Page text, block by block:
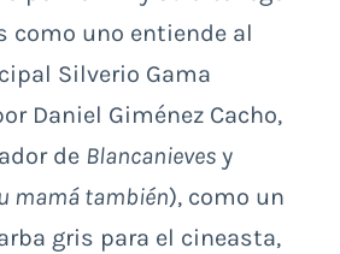
como uno entiende al
Silverio Gama
Daniel Giménez Cacho,
de Blancanieves y
mamá también), como un
gris para el cineasta,